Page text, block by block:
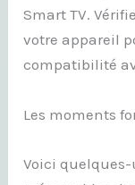
Smart TV.
votre appareil
compatibilité
Les moments
Voici